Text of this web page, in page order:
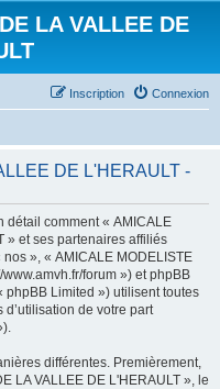
LA VALLEE DE
Connexion
Inscription
DE L'HERAULT -
comment « AMICALE
» et ses partenaires affiliés
», « AMICALE MODELISTE
forum ») et phpBB
Limited ») utilisent toutes
de votre part
différentes. Premièrement,
LA VALLEE DE L'HERAULT », le